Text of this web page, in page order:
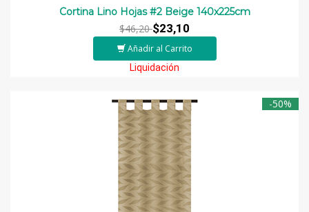
Cortina Lino Hojas #2 Beige 140x225cm
$46,20$23,10
Añadir al Carrito
Liquidación
-50%